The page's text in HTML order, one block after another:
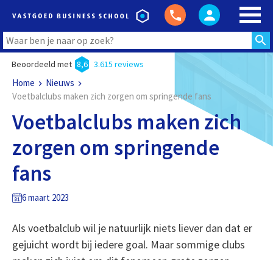
Beoordeeld met 8,6 3.615 reviews
Home
Nieuws
Voetbalclubs maken zich zorgen om springende fans
Voetbalclubs maken zich
zorgen om springende
fans
6 maart 2023
Als voetbalclub wil je natuurlijk niets liever dan dat er
gejuicht wordt bij iedere goal. Maar sommige clubs